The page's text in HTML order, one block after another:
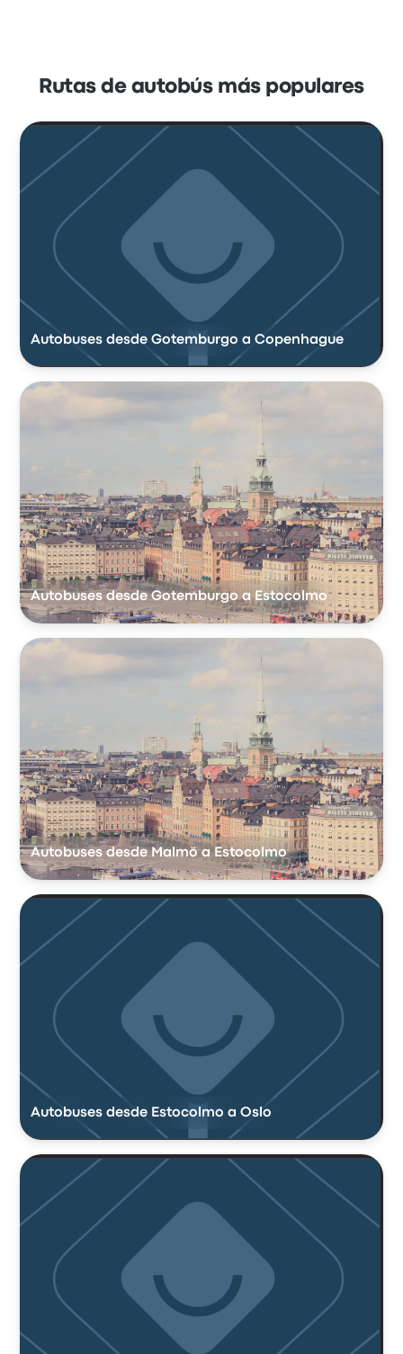
Rutas de autobús más populares
Autobuses desde Gotemburgo a Copenhague
Autobuses desde Gotemburgo a Estocolmo
Autobuses desde Malmö a Estocolmo
Autobuses desde Estocolmo a Oslo